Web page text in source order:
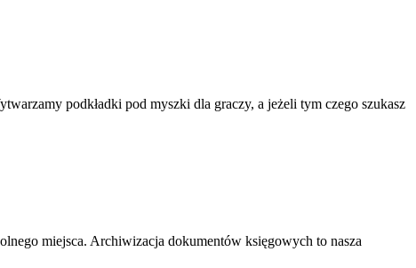
podkładki pod myszki dla graczy, a jeżeli tym czego szukasz
miejsca. Archiwizacja dokumentów księgowych to nasza